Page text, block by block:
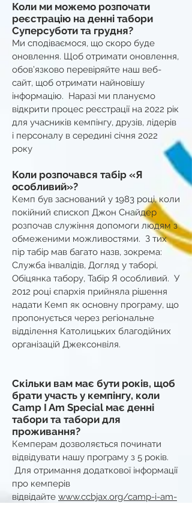
Коли ми можемо розпочати
реєстрацію на денні табори
Суперсуботи та грудня?
Ми сподіваємося, що скоро буде
оновлення. Щоб отримати оновлення,
обов’язково перевіряйте наш веб-
сайт, щоб отримати найновішу
інформацію. Наразі ми плануємо
відкрити процес реєстрації на 2022 рік
для учасників кемпінгу, друзів, лідерів
і персоналу в середині січня 2022
року
Коли розпочався табір «Я
особливий»?
Кемп був заснований у 1983 році, коли
покійний єпископ Джон Снайдер
розпочав служіння допомоги людям з
обмеженими можливостями. З тих
пір табір мав багато назв, зокрема:
Служба інвалідів, Догляд у таборі,
Обіцянка табору, Табір Я особливий. У
2012 році єпархія прийняла рішення
надати Кемп як основну програму, що
пропонується через регіональне
відділення Католицьких благодійних
організацій Джексонвіля.
Скільки вам має бути років, щоб
брати участь у кемпінгу, коли
Camp I Am Special має денні
табори та табори для
проживання?
Кемперам дозволяється починати
відвідувати нашу програму з 5 років.
Для отримання додаткової інформації
про кемперів
відвідайте www.ccbjax.org/camp-i-am-